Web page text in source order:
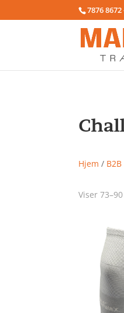
7876
Hjem /
Viser